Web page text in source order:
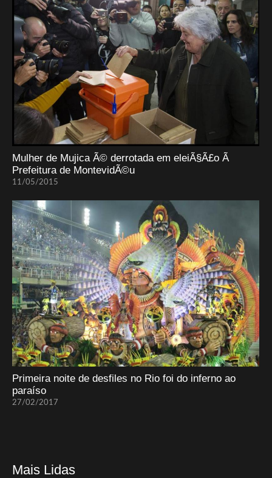
Mulher de Mujica Ã© derrotada em eleiÃ§Ã£o Ã
Prefeitura de MontevidÃ©u
11/05/2015
Primeira noite de desfiles no Rio foi do inferno ao
paraíso
27/02/2017
Mais Lidas